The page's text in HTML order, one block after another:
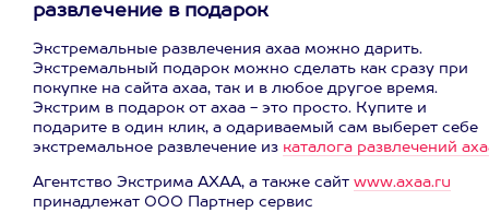
развлечение в подарок
Экстремальные развлечения ахаа можно дарить.
Экстремальный подарок можно сделать как сразу при
покупке на сайта ахаа, так и в любое другое время.
Экстрим в подарок от ахаа - это просто. Купите и
подарите в один клик, а одариваемый сам выберет себе
экстремальное развлечение из каталога развлечений
Агентство Экстрима АХАА, а также сайт www.axaa.ru
принадлежат ООО Партнер сервис